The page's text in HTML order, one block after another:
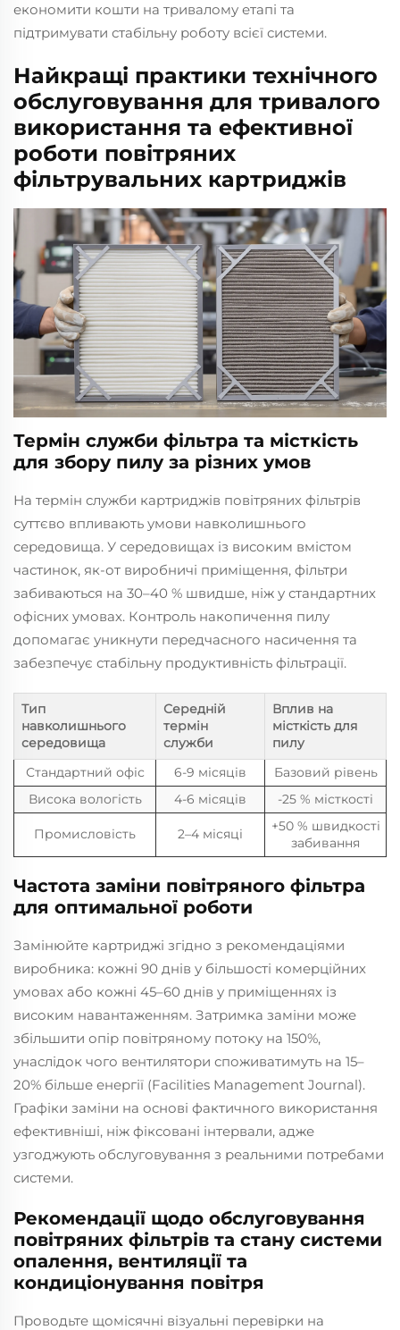
економити кошти на тривалому етапі та
підтримувати стабільну роботу всієї системи.
Найкращі практики технічного
обслуговування для тривалого
використання та ефективної
роботи повітряних
фільтрувальних картриджів
Термін служби фільтра та місткість
для збору пилу за різних умов
На термін служби картриджів повітряних фільтрів
суттєво впливають умови навколишнього
середовища. У середовищах із високим вмістом
частинок, як-от виробничі приміщення, фільтри
забиваються на 30–40 % швидше, ніж у стандартних
офісних умовах. Контроль накопичення пилу
допомагає уникнути передчасного насичення та
забезпечує стабільну продуктивність фільтрації.
Тип
навколишнього
середовища
Середній
термін
служби
Вплив на
місткість для
пилу
Стандартний офіс
6-9 місяців
Базовий рівень
Висока вологість
4-6 місяців -25 % місткості
Промисловість 2–4 місяці
+50 % швидкості
забивання
Частота заміни повітряного фільтра
для оптимальної роботи
Замінюйте картриджі згідно з рекомендаціями
виробника: кожні 90 днів у більшості комерційних
умовах або кожні 45–60 днів у приміщеннях із
високим навантаженням. Затримка заміни може
збільшити опір повітряному потоку на 150%,
унаслідок чого вентилятори споживатимуть на 15–
20% більше енергії (Facilities Management Journal).
Графіки заміни на основі фактичного використання
ефективніші, ніж фіксовані інтервали, адже
узгоджують обслуговування з реальними потребами
системи.
Рекомендації щодо обслуговування
повітряних фільтрів та стану системи
опалення, вентиляції та
кондиціонування повітря
Проводьте щомісячні візуальні перевірки на